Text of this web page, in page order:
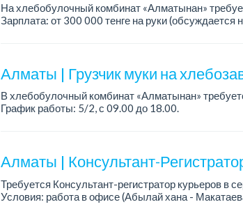
На хлебобулочный комбинат «Алматынан»
Зарплата: от 300 000 тенге на руки (обсуждается
Алматы | Грузчик муки на
В хлебобулочный комбинат «Алматынан»
График работы: 5/2, с 09.00 до 18.00.
Алматы | Консультант-
Требуется Консультант-регистратор курьеров в
Условия: работа в офисе (Абылай хана -